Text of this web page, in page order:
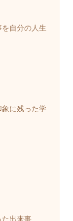
自分の人生
に残った学
出来事